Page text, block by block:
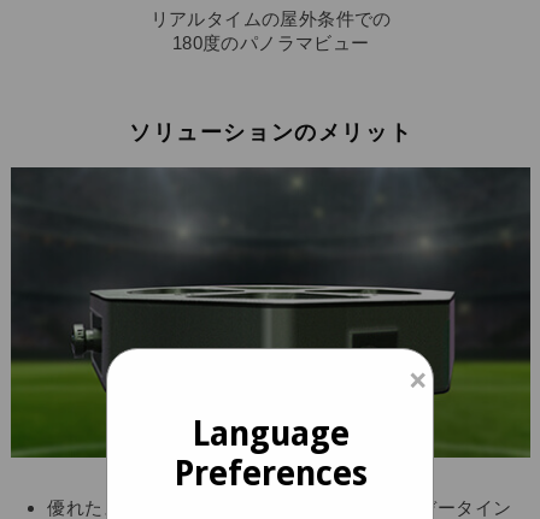
リアルタイムの屋外条件での
180度のパノラマビュー
ソリューションのメリット
優れたスポーツ放送体験を保証するスマートデータイン
×
Language
Preferences